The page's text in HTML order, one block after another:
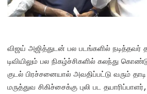
விஜய் அஜித்துடன் பல படங்களில் நடித்தவர்
டிவியிலும் பல நிகழ்ச்சிகளில் கலந்து
குடல் பிரச்சனையால் அவதிப்பட்டு வரும்
மருத்துவ சிகிச்சைக்கு புலி பட